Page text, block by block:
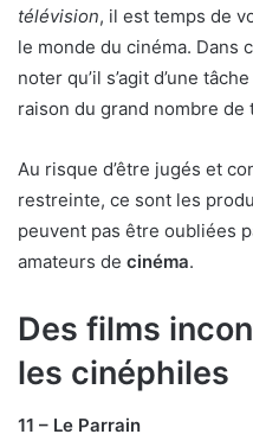
télévision, il est temps de
le monde du cinéma. Dans
noter qu’il s’agit d’une
raison du grand nombre de
Au risque d’être jugés et
restreinte, ce sont les
peuvent pas être oubliées
amateurs de cinéma.
Des films
les cinéphiles
11 – Le Parrain